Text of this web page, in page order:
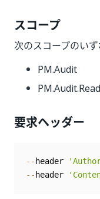
スコープ
次のスコープのいず
PM.Audit
PM.Audit.Read
要求ヘッダー
-- header
-- header